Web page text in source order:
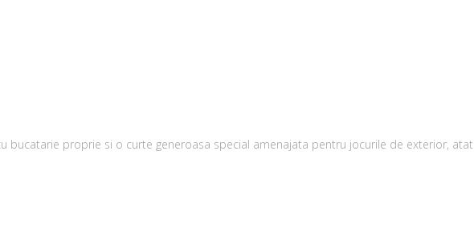
bucatarie proprie si o curte generoasa special amenajata pentru jocurile de exterior, atat